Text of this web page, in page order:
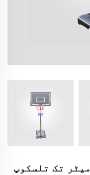
MOZURU 1.2میٹر سے 2.10میٹر تک تلسکوپ